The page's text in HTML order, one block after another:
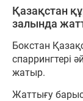
Қазақстан
залында
Бокстан
спаррингтері
жатыр.
Жаттығу